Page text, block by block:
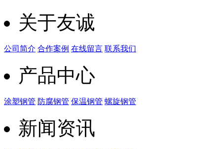
关于友诚
公司简介 合作案例 在线留言 联系我们
产品中心
涂塑钢管 防腐钢管 保温钢管 螺旋钢管
新闻资讯